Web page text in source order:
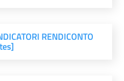
RENDICONTO